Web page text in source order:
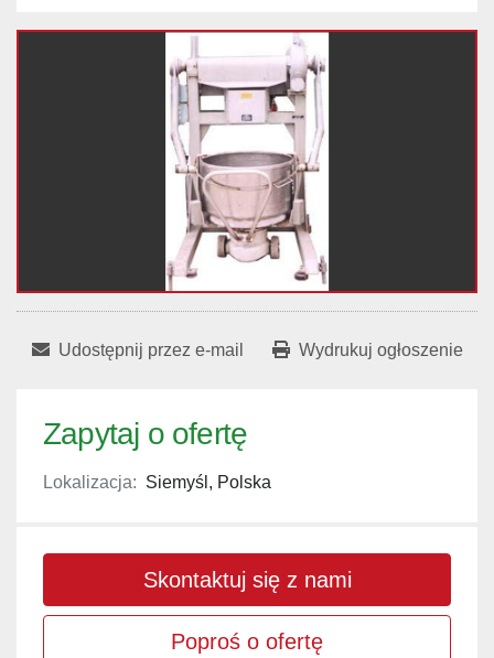
Udostępnij przez e-mail Wydrukuj ogłoszenie
Zapytaj o ofertę
Lokalizacja: Siemyśl, Polska
Skontaktuj się z nami
Poproś o ofertę